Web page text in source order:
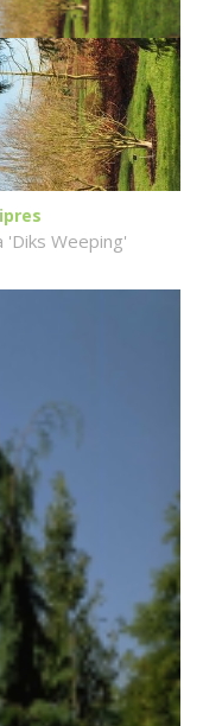
'Diks Weeping'